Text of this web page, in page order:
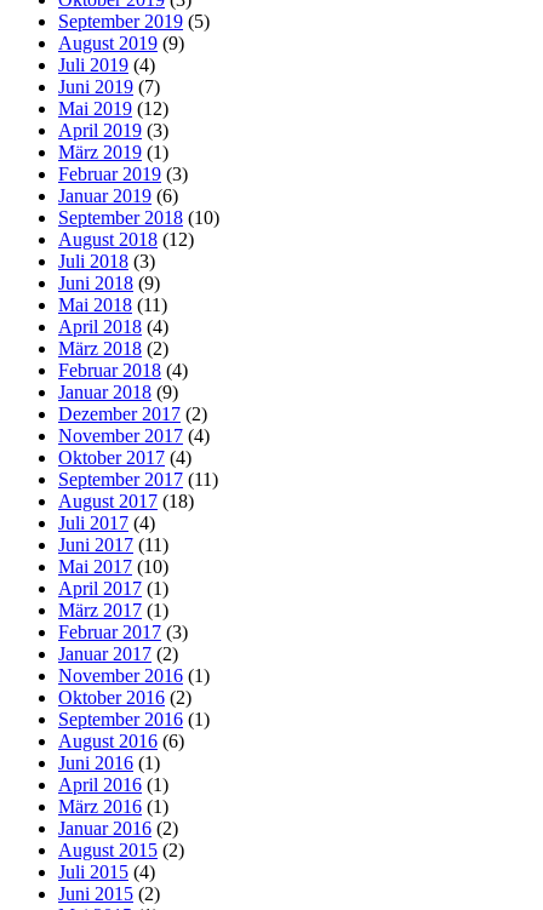
September 2019 (5)
August 2019 (9)
Juli 2019 (4)
Juni 2019 (7)
Mai 2019 (12)
April 2019 (3)
März 2019 (1)
Februar 2019 (3)
Januar 2019 (6)
September 2018 (10)
August 2018 (12)
Juli 2018 (3)
Juni 2018 (9)
Mai 2018 (11)
April 2018 (4)
März 2018 (2)
Februar 2018 (4)
Januar 2018 (9)
Dezember 2017 (2)
November 2017 (4)
Oktober 2017 (4)
September 2017 (11)
August 2017 (18)
Juli 2017 (4)
Juni 2017 (11)
Mai 2017 (10)
April 2017 (1)
März 2017 (1)
Februar 2017 (3)
Januar 2017 (2)
November 2016 (1)
Oktober 2016 (2)
September 2016 (1)
August 2016 (6)
Juni 2016 (1)
April 2016 (1)
März 2016 (1)
Januar 2016 (2)
August 2015 (2)
Juli 2015 (4)
Juni 2015 (2)